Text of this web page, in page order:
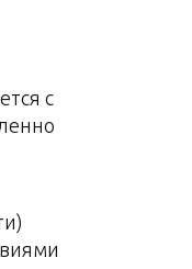
с